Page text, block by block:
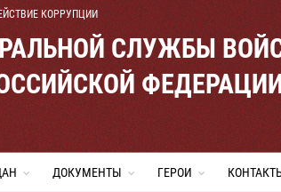
КОРРУПЦИИ
СЛУЖБЫ
ДОКУМЕНТЫ ГЕРОИ